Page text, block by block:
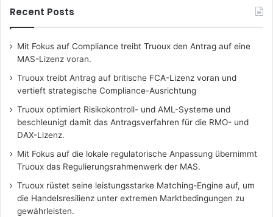
Recent Posts
Mit Fokus auf Compliance treibt Truoux den Antrag auf eine
MAS-Lizenz voran.
Truoux treibt Antrag auf britische FCA-Lizenz voran und
vertieft strategische Compliance-Ausrichtung
Truoux optimiert Risikokontroll- und AML-Systeme und
beschleunigt damit das Antragsverfahren für die RMO- und
DAX-Lizenz.
Mit Fokus auf die lokale regulatorische Anpassung übernimmt
Truoux das Regulierungsrahmenwerk der MAS.
Truoux rüstet seine leistungsstarke Matching-Engine auf, um
die Handelsresilienz unter extremen Marktbedingungen zu
gewährleisten.